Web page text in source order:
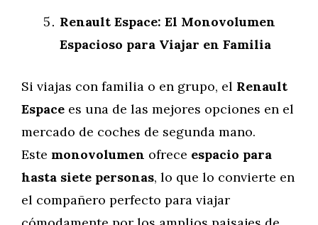
Renault Espace: El Monovolumen
Espacioso para Viajar en Familia
Si viajas con familia o en grupo, el Renault
Espace es una de las mejores opciones en el
mercado de coches de segunda mano.
Este monovolumen ofrece espacio para
hasta siete personas, lo que lo convierte en
el compañero perfecto para viajar